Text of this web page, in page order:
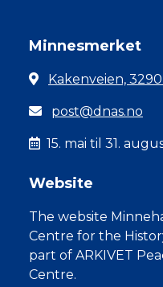
Minnesmerket
Kakenveien,
post@dnas.no
15. mai til 31.
Website
The website
Centre for the
part of ARKIVET
Centre.